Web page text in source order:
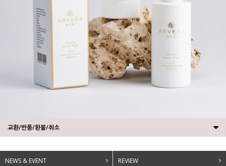
교환/반품/환불/취소
NEWS & EVENT REVIEW